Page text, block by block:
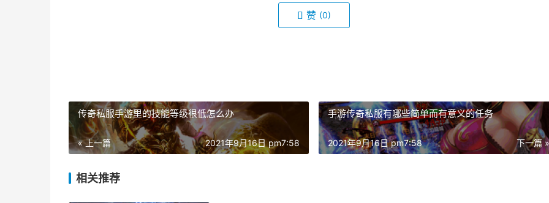
赞 (0)
传奇私服手游里的技能等级很低怎么办
« 上一篇 2021年9月16日 pm7:58
手游传奇私服有哪些简单而有意义的任务
下一篇 »
2021年9月16日 pm7:58
相关推荐